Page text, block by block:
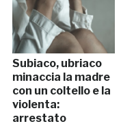
Subiaco, ubriaco
minaccia la madre
con un coltello e la
violenta:
arrestato